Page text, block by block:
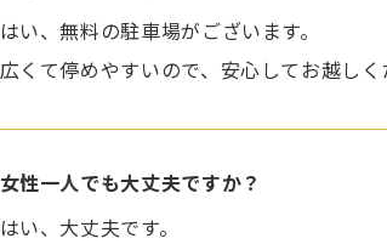
はい、無料の駐車場がございます。
広くて停めやすいので、安心してお越しく
女性一人でも大丈夫ですか？
はい、大丈夫です。